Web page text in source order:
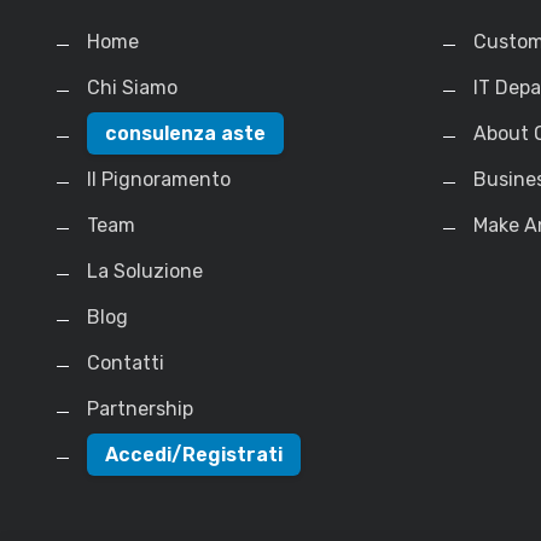
Home
Chi Siamo
consulenza aste
Il Pignoramento
Team
La Soluzione
Blog
Contatti
Partnership
Accedi/Registrati
IT
About
Make